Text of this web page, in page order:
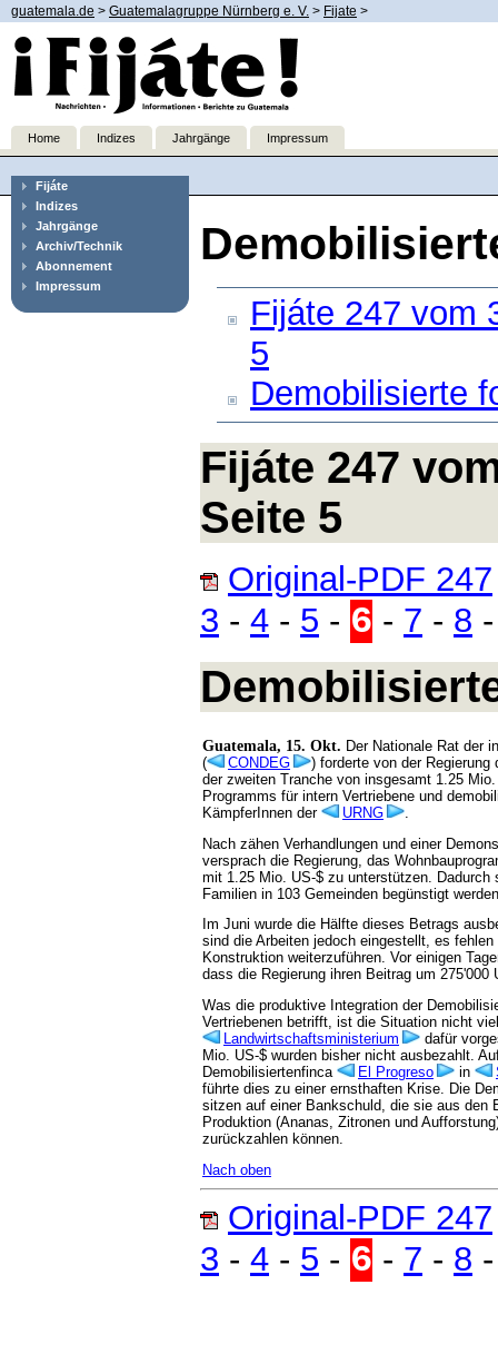
guatemala.de > Guatemalagruppe Nürnberg e. V. > Fijate >
Home Indizes Jahrgänge Impressum
Fijáte
Indizes
Jahrgänge
Archiv/Technik
Abonnement
Impressum
Fijáte 247 vom
5
Demobilisierte
Fijáte 247
Seite 5
Original-PDF 247
3 - 4 - 5 - 6 - 7 - 8
Guatemala, 15. Okt. Der Nationale Rat der
(
CONDEG
) forderte von der Regierung
der zweiten Tranche von insgesamt 1.25
Programms für intern Vertriebene und
KämpferInnen der
URNG
Nach zähen Verhandlungen und einer
versprach die Regierung, das
mit 1.25 Mio. US-$ zu unterstützen. Dadurch
Familien in 103 Gemeinden begünstigt
Im Juni wurde die Hälfte dieses Betrags
sind die Arbeiten jedoch eingestellt, es
Konstruktion weiterzuführen. Vor einigen
dass die Regierung ihren Beitrag um 275'000
Was die produktive Integration der
Vertriebenen betrifft, ist die Situation nicht
Landwirtschaftsministerium
dafür
Mio. US-$ wurden bisher nicht ausbezahlt.
Demobilisiertenfinca
El Progreso in
führte dies zu einer ernsthaften Krise. Die
sitzen auf einer Bankschuld, die sie aus den
Produktion (Ananas, Zitronen und
zurückzahlen können.
Nach oben
Original-PDF 247
3 - 4 - 5 - 6 - 7 - 8